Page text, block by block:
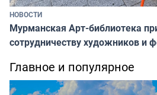
НОВОСТИ
Мурманская Арт-библиотека
сотрудничеству художников и
Главное и популярное